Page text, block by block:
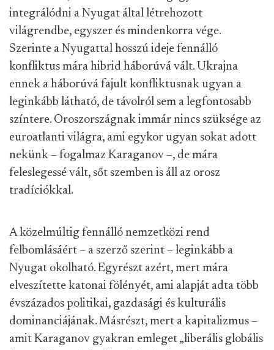
integrálódni a Nyugat által létrehozott
világrendbe, egyszer és mindenkorra vége.
Szerinte a Nyugattal hosszú ideje fennálló
konfliktus mára hibrid háborúvá vált. Ukrajna
ennek a háborúvá fajult konfliktusnak ugyan a
leginkább látható, de távolról sem a legfontosabb
színtere. Oroszországnak immár nincs szüksége az
euroatlanti világra, ami egykor ugyan sokat adott
nekünk – fogalmaz Karaganov –, de mára
feleslegessé vált, sőt szemben is áll az orosz
tradíciókkal.
A közelmúltig fennálló nemzetközi rend
felbomlásáért – a szerző szerint – leginkább a
Nyugat okolható. Egyrészt azért, mert mára
elveszítette katonai fölényét, ami alapját adta több
évszázados politikai, gazdasági és kulturális
dominanciájának. Másrészt, mert a kapitalizmus –
amit Karaganov gyakran emleget „liberális globális